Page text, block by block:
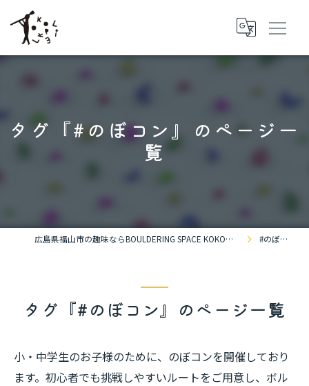
タグ『#のぼコン』のページ一
覧
広島県福山市の趣味ならBOULDERING SPACE KOKOPELLi #のぼコン
タグ『#のぼコン』のページ一覧
小・中学生のお子様のために、のぼコンを開催しており
ます。初心者でも挑戦しやすいルートをご用意し、ボル